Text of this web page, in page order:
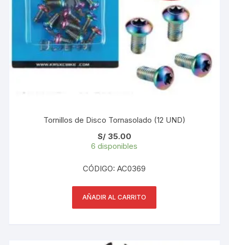
Tornillos de Disco Tornasolado (12 UND)
S/35.00
6 disponibles
CÓDIGO: AC0369
AÑADIR AL CARRITO